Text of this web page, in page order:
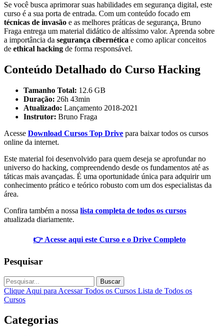
Se você busca aprimorar suas habilidades em segurança digital, este
curso é a sua porta de entrada. Com um conteúdo focado em
técnicas de invasão e as melhores práticas de segurança, Bruno
Fraga entrega um material didático de altíssimo valor. Aprenda sobre
a importância da segurança cibernética e como aplicar conceitos
de ethical hacking de forma responsável.
Conteúdo Detalhado do Curso Hacking
Tamanho Total: 12.6 GB
Duração: 26h 43min
Atualizado: Lançamento 2018-2021
Instrutor: Bruno Fraga
Acesse Download Cursos Top Drive para baixar todos os cursos
online da internet.
Este material foi desenvolvido para quem deseja se aprofundar no
universo do hacking, compreendendo desde os fundamentos até as
táticas mais avançadas. É uma oportunidade única para adquirir um
conhecimento prático e teórico robusto com um dos especialistas da
área.
Confira também a nossa lista completa de todos os cursos
atualizada diariamente.
👉 Acesse aqui este Curso e o Drive Completo
Pesquisar
Buscar
Clique Aqui para Acessar Todos os Cursos Lista de Todos os
Cursos
Categorias